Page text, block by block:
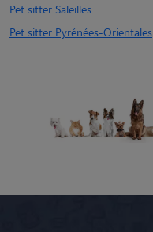
Pet sitter Saleilles
Pet sitter Pyrénées-Orientales